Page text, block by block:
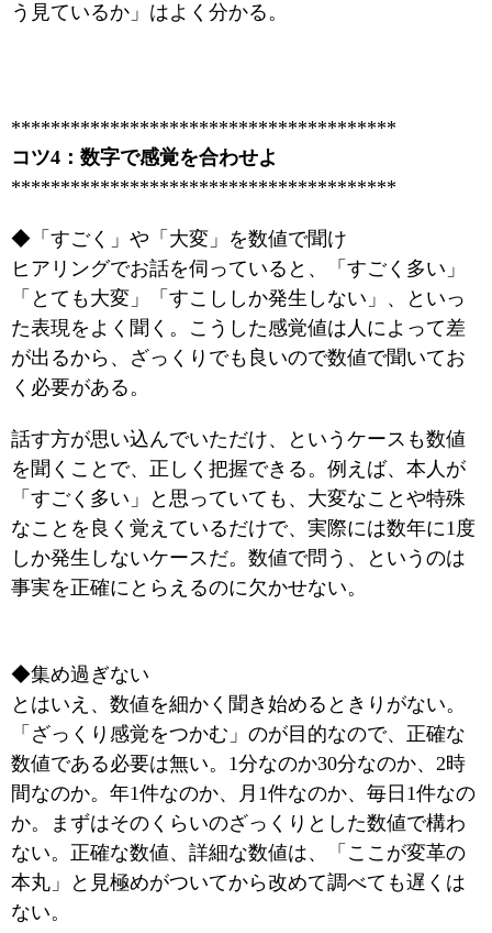
う見ているか」はよく分かる。
***************************************
コツ4：数字で感覚を合わせよ
***************************************
◆「すごく」や「大変」を数値で聞け
ヒアリングでお話を伺っていると、「すごく多い」
「とても大変」「すこししか発生しない」、といっ
た表現をよく聞く。こうした感覚値は人によって差
が出るから、ざっくりでも良いので数値で聞いてお
く必要がある。
話す方が思い込んでいただけ、というケースも数値
を聞くことで、正しく把握できる。例えば、本人が
「すごく多い」と思っていても、大変なことや特殊
なことを良く覚えているだけで、実際には数年に1度
しか発生しないケースだ。数値で問う、というのは
事実を正確にとらえるのに欠かせない。
◆集め過ぎない
とはいえ、数値を細かく聞き始めるときりがない。
「ざっくり感覚をつかむ」のが目的なので、正確な
数値である必要は無い。1分なのか30分なのか、2時
間なのか。年1件なのか、月1件なのか、毎日1件なの
か。まずはそのくらいのざっくりとした数値で構わ
ない。正確な数値、詳細な数値は、「ここが変革の
本丸」と見極めがついてから改めて調べても遅くは
ない。